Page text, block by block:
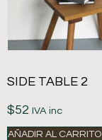
SIDE TABLE 2
$52 IVA inc
AÑADIR AL CARRITO